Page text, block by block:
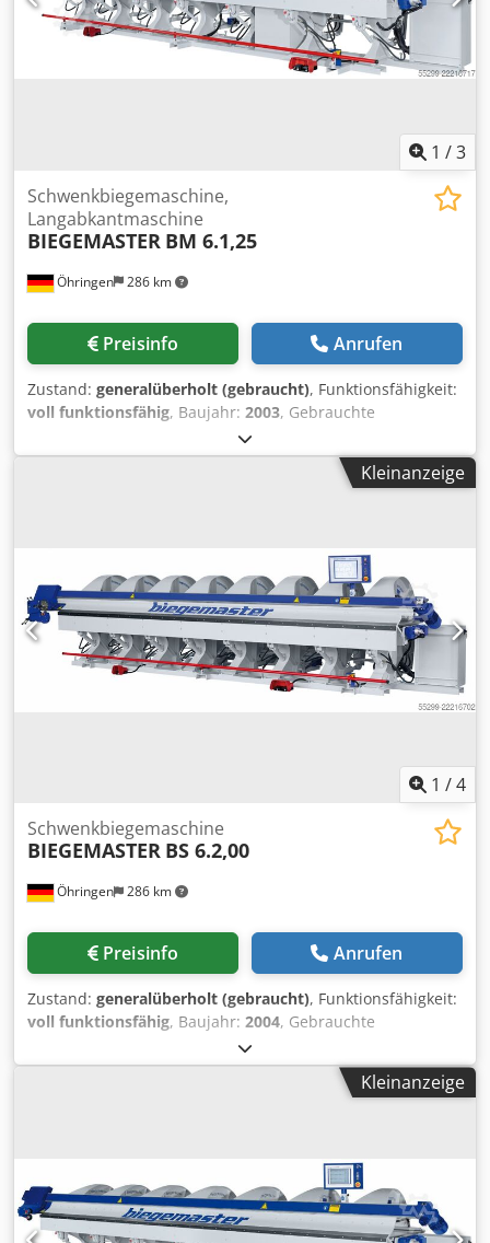
1 /3
Öhringen 286 km
Schwenkbiegemaschine,
Langabkantmaschine
BIEGEMASTER BM 6.1,25
Preisinfo Anrufen
Zustand: generalüberholt (gebraucht), Funktionsfähigkeit:
voll funktionsfähig, Baujahr: 2003, Gebrauchte
Biegemaster Abkantmaschine Modell BM 6.1,25 Baujahr
2003 Technische Daten: Arbeitslänge: 6200 mm
Biegeleistung Stahl 400 N/mm²: 1,25 mm Biegeleistung
Schneidapparat Inkl. neuer Multi-Touch-Steuerung und
automatischem Anschlag
Kleinanzeige
1 /4
Öhringen 286 km
Schwenkbiegemaschine
BIEGEMASTER BS 6.2,00
Preisinfo Anrufen
Zustand: generalüberholt (gebraucht), Funktionsfähigkeit:
voll funktionsfähig, Baujahr: 2004, Gebrauchte
Biegemaster Abkantmaschine Modell BM 6.2,00 Dkjdpszg
U U Tofx Abaor Baujahr 2004 Technische Daten:
Arbeitslänge: 6200 mm Biegeleistung Stahl 400 N/mm²:
Schneidapparat Inkl. neuer Multi-Touch-Steuerung und
automatischem Anschlag
Kleinanzeige